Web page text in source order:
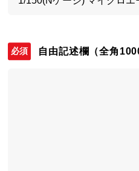
自由記述欄 （全角